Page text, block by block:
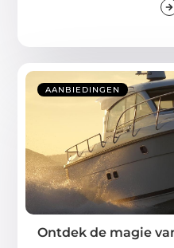
AANBIEDINGEN
Ontdek de magie